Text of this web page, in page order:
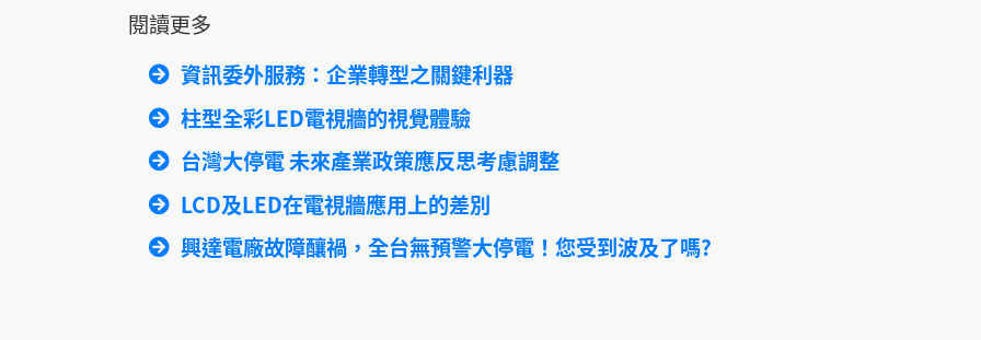
閱讀更多
資訊委外服務：企業轉型之關鍵利器
柱型全彩LED電視牆的視覺體驗
台灣大停電 未來產業政策應反思考慮調整
LCD及LED在電視牆應用上的差別
興達電廠故障釀禍，全台無預警大停電！您受到波及了嗎?